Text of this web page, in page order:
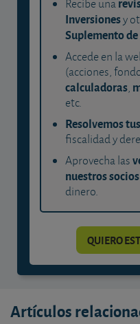
Recibe una
Inversionesy
Suplemento
Accede en la
(acciones,
calculadoras,
etc.
Resolvemos
fiscalidad y
Aprovecha las
nuestros socios
dinero.
QUIERO
Artículos